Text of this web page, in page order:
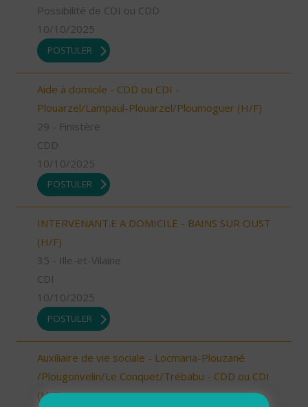
Possibilité de CDI ou CDD
10/10/2025
POSTULER
Aide à domicile - CDD ou CDI -
Plouarzel/Lampaul-Plouarzel/Ploumoguer (H/F)
29 - Finistère
CDD
10/10/2025
POSTULER
INTERVENANT.E A DOMICILE - BAINS SUR OUST
(H/F)
35 - Ille-et-Vilaine
CDI
10/10/2025
POSTULER
Auxiliaire de vie sociale - Locmaria-Plouzané
/Plougonvelin/Le Conquet/Trébabu - CDD ou CDI
(H/F)